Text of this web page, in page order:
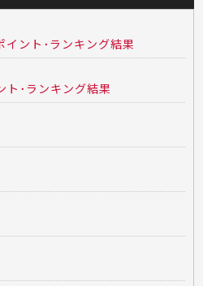
イント･ランキング結果
ト･ランキング結果